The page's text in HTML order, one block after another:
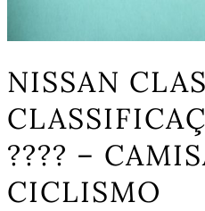
NISSAN
???? –
CICLISMO